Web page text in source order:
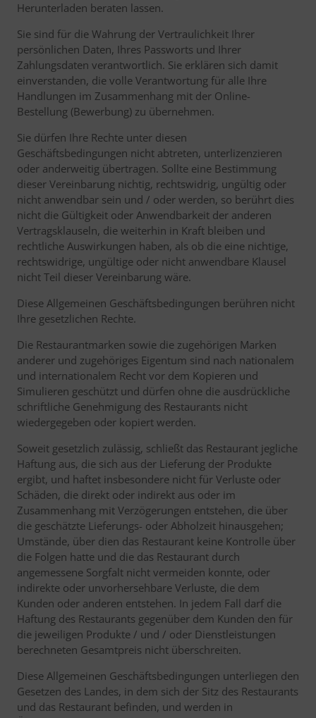
Herunterladen beraten lassen.
Sie sind für die Wahrung der Vertraulichkeit Ihrer
persönlichen Daten, Ihres Passworts und Ihrer
Zahlungsdaten verantwortlich. Sie erklären sich damit
einverstanden, die volle Verantwortung für alle Ihre
Handlungen im Zusammenhang mit der Online-
Bestellung (Bewerbung) zu übernehmen.
Sie dürfen Ihre Rechte unter diesen
Geschäftsbedingungen nicht abtreten, unterlizenzieren
oder anderweitig übertragen. Sollte eine Bestimmung
dieser Vereinbarung nichtig, rechtswidrig, ungültig oder
nicht anwendbar sein und / oder werden, so berührt dies
nicht die Gültigkeit oder Anwendbarkeit der anderen
Vertragsklauseln, die weiterhin in Kraft bleiben und
rechtliche Auswirkungen haben, als ob die eine nichtige,
rechtswidrige, ungültige oder nicht anwendbare Klausel
nicht Teil dieser Vereinbarung wäre.
Diese Allgemeinen Geschäftsbedingungen berühren nicht
Ihre gesetzlichen Rechte.
Die Restaurantmarken sowie die zugehörigen Marken
anderer und zugehöriges Eigentum sind nach nationalem
und internationalem Recht vor dem Kopieren und
Simulieren geschützt und dürfen ohne die ausdrückliche
schriftliche Genehmigung des Restaurants nicht
wiedergegeben oder kopiert werden.
Soweit gesetzlich zulässig, schließt das Restaurant jegliche
Haftung aus, die sich aus der Lieferung der Produkte
ergibt, und haftet insbesondere nicht für Verluste oder
Schäden, die direkt oder indirekt aus oder im
Zusammenhang mit Verzögerungen entstehen, die über
die geschätzte Lieferungs- oder Abholzeit hinausgehen;
Umstände, über dien das Restaurant keine Kontrolle über
die Folgen hatte und die das Restaurant durch
angemessene Sorgfalt nicht vermeiden konnte, oder
indirekte oder unvorhersehbare Verluste, die dem
Kunden oder anderen entstehen. In jedem Fall darf die
Haftung des Restaurants gegenüber dem Kunden den für
die jeweiligen Produkte / und / oder Dienstleistungen
berechneten Gesamtpreis nicht überschreiten.
Diese Allgemeinen Geschäftsbedingungen unterliegen den
Gesetzen des Landes, in dem sich der Sitz des Restaurants
und das Restaurant befinden, und werden in